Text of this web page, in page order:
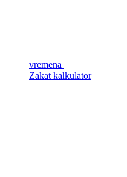
vremena
Zakat kalkulator